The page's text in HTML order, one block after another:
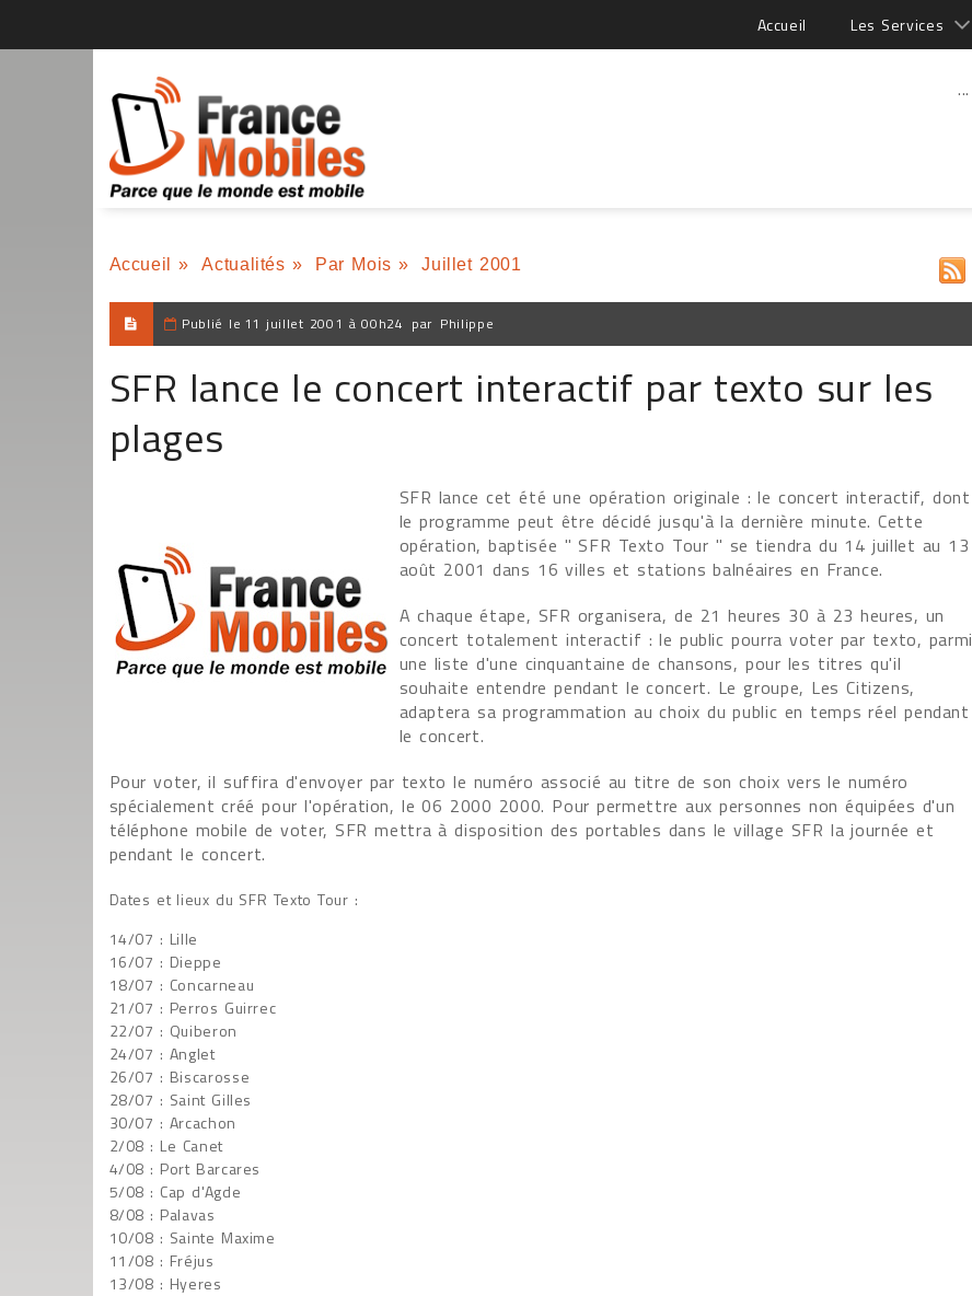
Accueil Les Services
...
Accueil » Actualités » Par Mois » Juillet 2001
Publié le 11 juillet 2001 à 00h24 par Philippe
SFR lance le concert interactif par texto sur les
plages
SFR lance cet été une opération originale : le concert interactif, dont
le programme peut être décidé jusqu'à la dernière minute. Cette
opération, baptisée " SFR Texto Tour " se tiendra du 14 juillet au 13
août 2001 dans 16 villes et stations balnéaires en France.
A chaque étape, SFR organisera, de 21 heures 30 à 23 heures, un
concert totalement interactif : le public pourra voter par texto, parmi
une liste d'une cinquantaine de chansons, pour les titres qu'il
souhaite entendre pendant le concert. Le groupe, Les Citizens,
adaptera sa programmation au choix du public en temps réel pendant
le concert.
Pour voter, il suffira d'envoyer par texto le numéro associé au titre de son choix vers le numéro
spécialement créé pour l'opération, le 06 2000 2000. Pour permettre aux personnes non équipées d'un
téléphone mobile de voter, SFR mettra à disposition des portables dans le village SFR la journée et
pendant le concert.
Dates et lieux du SFR Texto Tour :
14/07 : Lille
16/07 : Dieppe
18/07 : Concarneau
21/07 : Perros Guirrec
22/07 : Quiberon
24/07 : Anglet
26/07 : Biscarosse
28/07 : Saint Gilles
30/07 : Arcachon
2/08 : Le Canet
4/08 : Port Barcares
5/08 : Cap d'Agde
8/08 : Palavas
10/08 : Sainte Maxime
11/08 : Fréjus
13/08 : Hyeres